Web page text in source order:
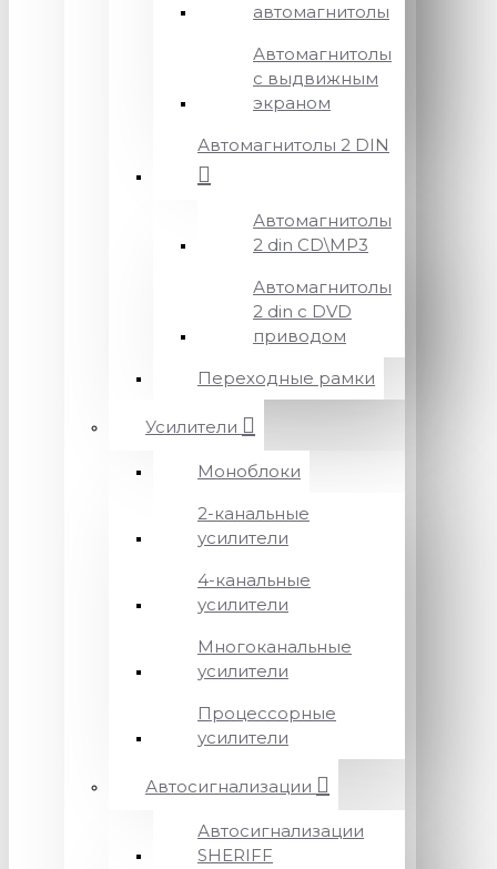
автомагнитолы
Автомагнитолы
с выдвижным
экраном
Автомагнитолы 2 DIN
Автомагнитолы
2 din CD\MP3
Автомагнитолы
2 din с DVD
приводом
Переходные рамки
Усилители
Моноблоки
2-канальные
усилители
4-канальные
усилители
Многоканальные
усилители
Процессорные
усилители
Автосигнализации
Автосигнализации
SHERIFF